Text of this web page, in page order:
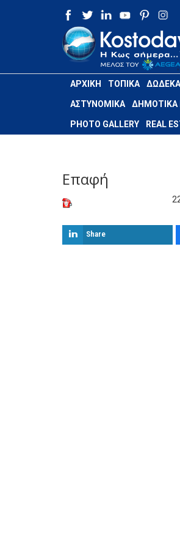
ΑΡΧΙΚΉ ΤΟΠΙΚΆ
ΑΣΤΥΝΟΜΙΚΆ ΔΗΜΟΤΙΚΆ
PHOTO GALLERY REAL
Επαφή
Share